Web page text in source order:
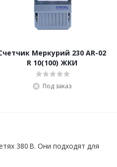
Меркурий 230 AR-02
R 10(100) ЖКИ
Под заказ
380 В. Они подходят для